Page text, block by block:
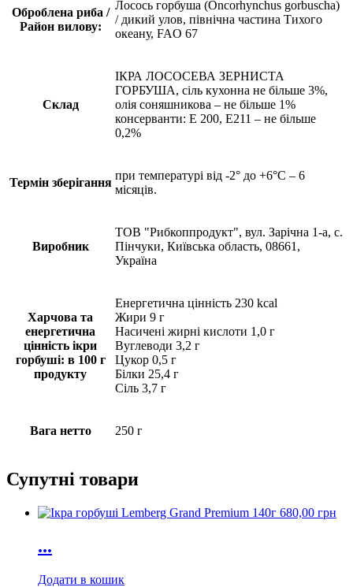
Оброблена риба /
Район вилову:
Лосось горбуша (Oncorhynchus gorbuscha)
/ дикий улов, північна частина Тихого
океану, FAO 67
Склад
ІКРА ЛОСОСЕВА ЗЕРНИСТА
ГОРБУША, сіль кухонна не більше 3%,
олія соняшникова – не більше 1%
консерванти: Е 200, Е211 – не більше
0,2%
Термін зберігання
при температурі від -2° до +6°С – 6
місяців.
Виробник
ТОВ "Рибкоппродукт", вул. Зарічна 1-а, с.
Пінчуки, Київська область, 08661,
Україна
Харчова та
енергетична
цінність ікри
горбуші: в 100 г
продукту
Енергетична цінність 230 kcal
Жири 9 г
Насичені жирні кислоти 1,0 г
Вуглеводи 3,2 г
Цукор 0,5 г
Білки 25,4 г
Сіль 3,7 г
Вага нетто 250 г
Супутні товари
680,00 грн
...
Додати в кошик